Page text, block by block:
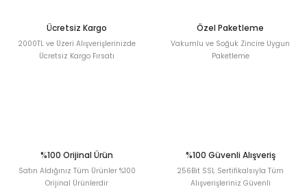
Ücretsiz Kargo
2000TL ve Üzeri Alışverişlerinizde
Ücretsiz Kargo Fırsatı
Özel Paketleme
Vakumlu ve Soğuk Zincire Uygun
Paketleme
%100 Orijinal Ürün
Satın Aldığınız Tüm Ürünler %100
Orijinal Ürünlerdir
%100 Güvenli Alışveriş
256Bit SSL Sertifikalsıyla Tüm
Alışverişleriniz Güvenli